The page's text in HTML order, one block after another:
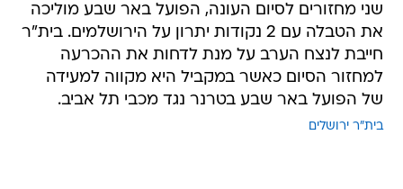
שני מחזורים לסיום העונה, הפועל באר שבע מוליכה
את הטבלה עם 2 נקודות יתרון על הירושלמים. בית"ר
חייבת לנצח הערב על מנת לדחות את ההכרעה
למחזור הסיום כאשר במקביל היא מקווה למעידה
של הפועל באר שבע בטרנר נגד מכבי תל אביב.
בית"ר ירושלים